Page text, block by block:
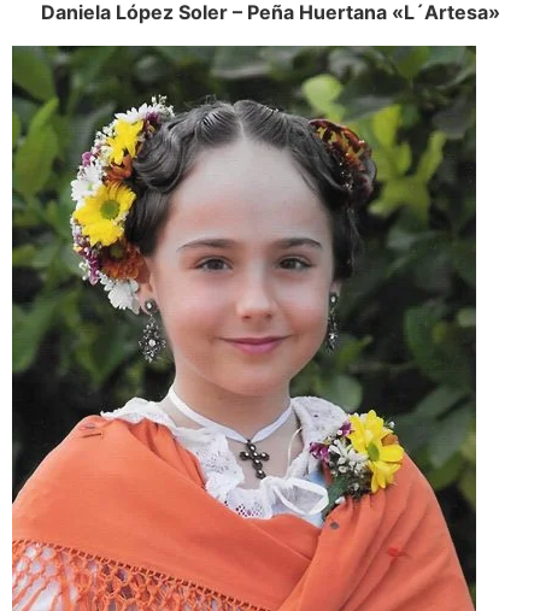
Daniela López Soler – Peña Huertana «L´Artesa»